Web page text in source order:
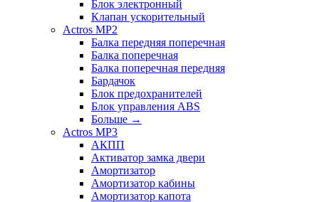
Блок электронный
Клапан ускорительный
Actros MP2
Балка передняя поперечная
Балка поперечная
Балка поперечная передняя
Бардачок
Блок предохранителей
Блок управления ABS
Больше →
Actros MP3
АКПП
Активатор замка двери
Амортизатор
Амортизатор кабины
Амортизатор капота